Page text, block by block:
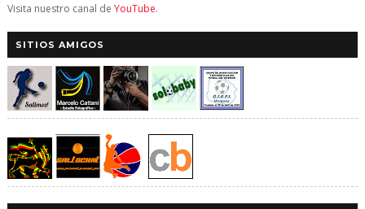
Visita nuestro canal de YouTube.
SITIOS AMIGOS